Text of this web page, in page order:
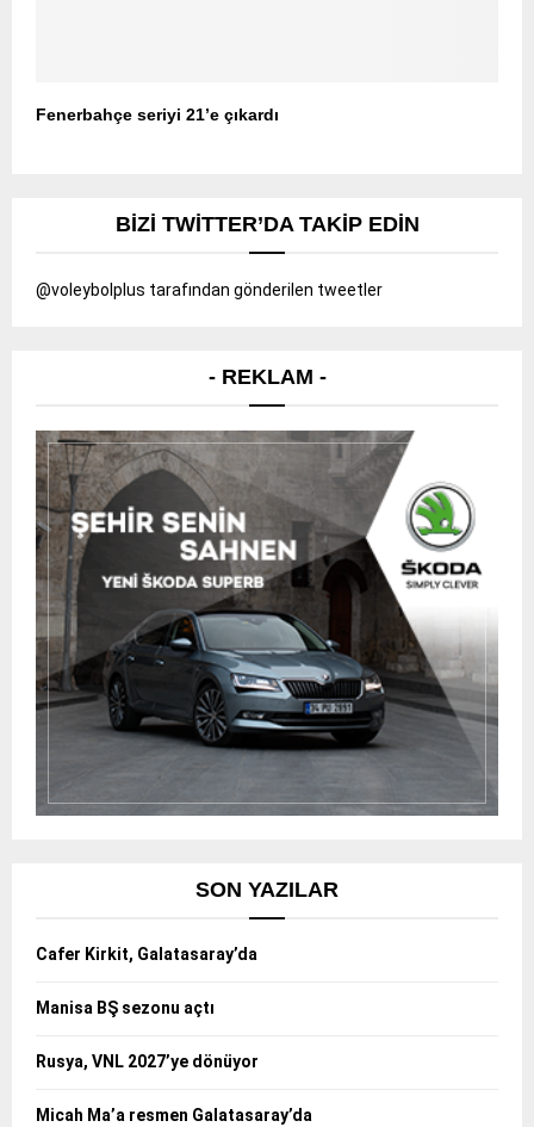
Fenerbahçe seriyi 21’e çıkardı
BIZI TWITTER’DA TAKIP EDIN
@voleybolplus tarafından gönderilen tweetler
- REKLAM -
SON YAZILAR
Cafer Kirkit, Galatasaray’da
Manisa BŞ sezonu açtı
Rusya, VNL 2027’ye dönüyor
Micah Ma’a resmen Galatasaray’da